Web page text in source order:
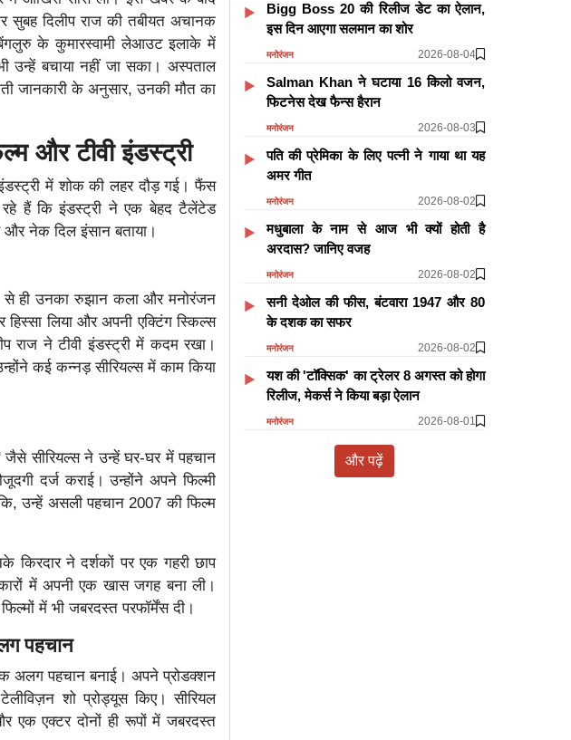
सुबह दिलीप राज की तबीयत अचानक
के कुमारस्वामी लेआउट इलाके में
उन्हें बचाया नहीं जा सका। अस्पताल
जानकारी के अनुसार, उनकी मौत का
और टीवी इंडस्ट्री
में शोक की लहर दौड़ गई। फैंस
रहे हैं कि इंडस्ट्री ने एक बेहद टैलेंटेड
और नेक दिल इंसान बताया।
से ही उनका रुझान कला और मनोरंजन
लिया और अपनी एक्टिंग स्किल्स
राज ने टीवी इंडस्ट्री में कदम रखा।
कई कन्नड़ सीरियल्स में काम किया
सीरियल्स ने उन्हें घर-घर में पहचान
दर्ज कराई। उन्होंने अपने फिल्मी
उन्हें असली पहचान 2007 की फिल्म
किरदार ने दर्शकों पर एक गहरी छाप
में अपनी एक खास जगह बना ली।
में भी जबरदस्त परफॉर्मेंस दी।
पहचान
अलग पहचान बनाई। अपने प्रोडक्शन
शो प्रोड्यूस किए। सीरियल
एक एक्टर दोनों ही रूपों में जबरदस्त
Bigg Boss 20 की रिलीज डेट का ऐलान,
इस दिन आएगा सलमान का शोर
मनोरंजन 2026-08-04
Salman Khan ने घटाया 16 किलो वजन,
फिटनेस देख फैन्स हैरान
मनोरंजन 2026-08-03
पति की प्रेमिका के लिए पत्नी ने गाया था यह
अमर गीत
मनोरंजन 2026-08-02
मधुबाला के नाम से आज भी क्यों होती है
अरदास? जानिए वजह
मनोरंजन 2026-08-02
सनी देओल की फीस, बंटवारा 1947 और 80
के दशक का सफर
मनोरंजन 2026-08-02
यश की 'टॉक्सिक' का ट्रेलर 8 अगस्त को होगा
रिलीज, मेकर्स ने किया बड़ा ऐलान
मनोरंजन 2026-08-01
और पढ़ें